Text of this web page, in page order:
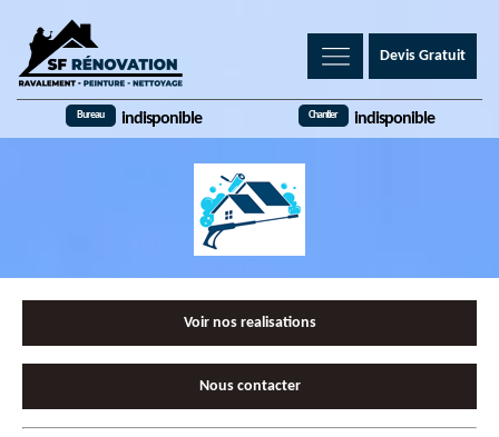
Devis Gratuit
Bureau indisponible Chantier indisponible
Voir nos realisations
Nous contacter